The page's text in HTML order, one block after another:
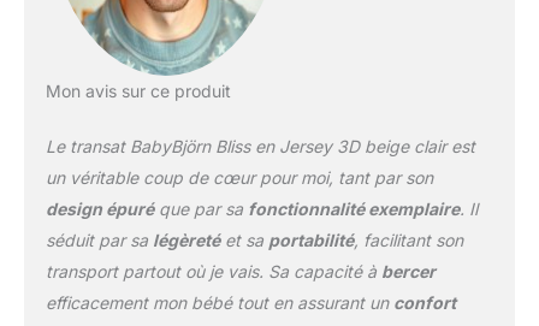
Mon avis sur ce produit
Le transat BabyBjörn Bliss en Jersey 3D beige clair est
un véritable coup de cœur pour moi, tant par son
design épuréque par sa fonctionnalité exemplaire. Il
séduit par sa légèretéet sa portabilité, facilitant son
transport partout où je vais. Sa capacité à bercer
efficacement mon bébé tout en assurant un confort